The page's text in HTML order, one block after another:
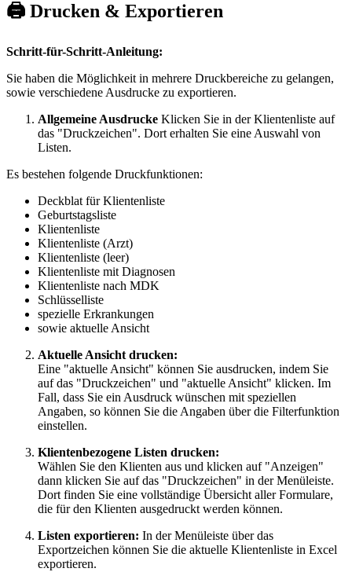
🖨️ Drucken & Exportieren
Schritt-für-Schritt-Anleitung:
Sie haben die Möglichkeit in mehrere Druckbereiche zu gelangen,
sowie verschiedene Ausdrucke zu exportieren.
Allgemeine Ausdrucke Klicken Sie in der Klientenliste auf
das "Druckzeichen". Dort erhalten Sie eine Auswahl von
Listen.
Es bestehen folgende Druckfunktionen:
Deckblat für Klientenliste
Geburtstagsliste
Klientenliste
Klientenliste (Arzt)
Klientenliste (leer)
Klientenliste mit Diagnosen
Klientenliste nach MDK
Schlüsselliste
spezielle Erkrankungen
sowie aktuelle Ansicht
Aktuelle Ansicht drucken:
Eine "aktuelle Ansicht" können Sie ausdrucken, indem Sie
auf das "Druckzeichen" und "aktuelle Ansicht" klicken. Im
Fall, dass Sie ein Ausdruck wünschen mit speziellen
Angaben, so können Sie die Angaben über die Filterfunktion
einstellen.
Klientenbezogene Listen drucken:
Wählen Sie den Klienten aus und klicken auf "Anzeigen"
dann klicken Sie auf das "Druckzeichen" in der Menüleiste.
Dort finden Sie eine vollständige Übersicht aller Formulare,
die für den Klienten ausgedruckt werden können.
Listen exportieren: In der Menüleiste über das
Exportzeichen können Sie die aktuelle Klientenliste in Excel
exportieren.